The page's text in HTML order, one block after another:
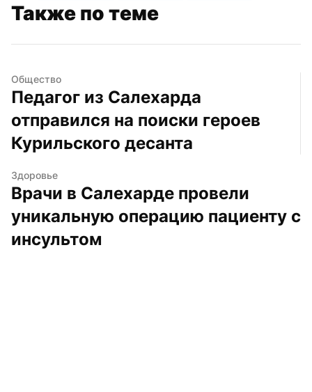
Также по теме
Общество
Педагог из Салехарда
отправился на поиски героев
Курильского десанта
Здоровье
Врачи в Салехарде провели
уникальную операцию пациенту с
инсультом